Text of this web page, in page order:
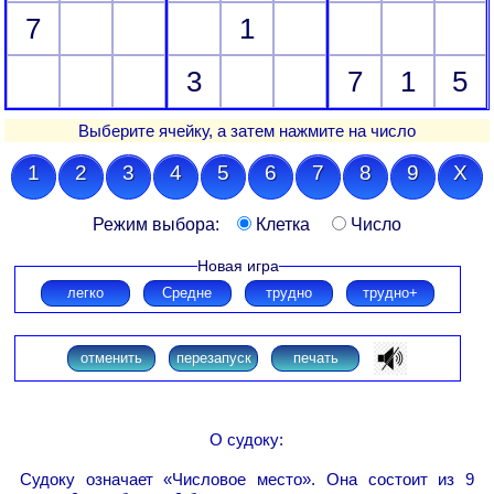
7
1
3
7 1 5
Выберите ячейку, а затем нажмите на число
1 2 3 4 5 6 7 8 9 X
Режим выбора: Клетка Число
Новая игра
легко Средне трудно трудно+
отменить перезапуск печать
О судоку:
Судоку означает «Числовое место». Она состоит из 9